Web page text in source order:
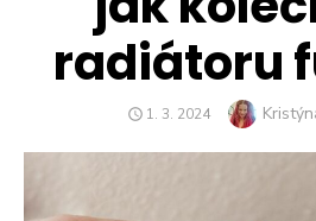
radiátoru
POSTED
1. 3. 2024 Author